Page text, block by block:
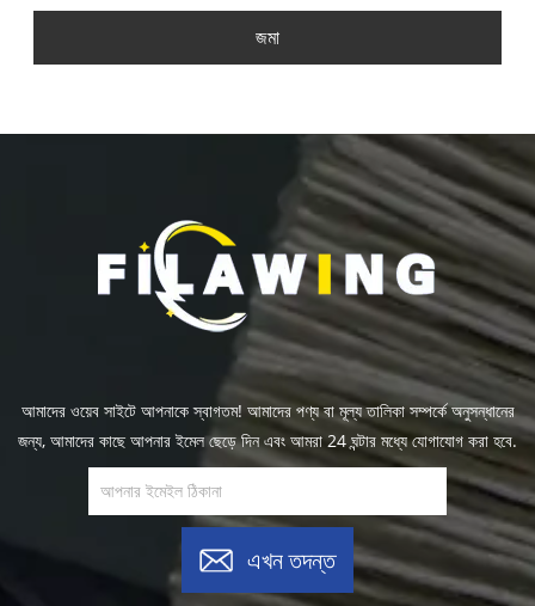
জমা
আমাদের ওয়েব সাইটে আপনাকে স্বাগতম! আমাদের পণ্য বা মূল্য তালিকা সম্পর্কে অনুসন্ধানের
জন্য, আমাদের কাছে আপনার ইমেল ছেড়ে দিন এবং আমরা 24 ঘন্টার মধ্যে যোগাযোগ করা হবে.
এখন তদন্ত